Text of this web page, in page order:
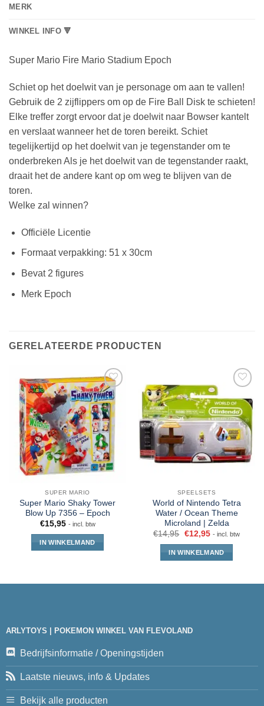
MERK
WINKEL INFO 🔻
Super Mario Fire Mario Stadium Epoch
Schiet op het doelwit van je personage om aan te vallen!
Gebruik de 2 zijflippers om op de Fire Ball Disk te schieten!
Elke treffer zorgt ervoor dat je doelwit naar Bowser kantelt
en verslaat wanneer het de toren bereikt. Schiet
tegelijkertijd op het doelwit van je tegenstander om te
onderbreken Als je het doelwit van de tegenstander raakt,
draait het de andere kant op om weg te blijven van de
toren.
Welke zal winnen?
Officiële Licentie
Formaat verpakking: 51 x 30cm
Bevat 2 figures
Merk Epoch
GERELATEERDE PRODUCTEN
SUPER MARIO
Super Mario Shaky Tower
Blow Up 7356 – Epoch
€15,95 - incl. btw
IN WINKELMAND
SPEELSETS
World of Nintendo Tetra
Water / Ocean Theme
Microland | Zelda
€14,95 €12,95 - incl. btw
IN WINKELMAND
ARLYTOYS | POKEMON WINKEL VAN FLEVOLAND
Bedrijfsinformatie / Openingstijden
Laatste nieuws, info & Updates
Bekijk alle producten